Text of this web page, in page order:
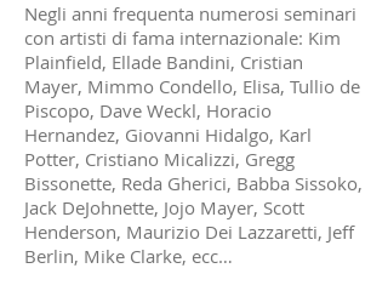
Negli anni frequenta numerosi seminari
con artisti di fama internazionale: Kim
Plainfield, Ellade Bandini, Cristian
Mayer, Mimmo Condello, Elisa, Tullio de
Piscopo, Dave Weckl, Horacio
Hernandez, Giovanni Hidalgo, Karl
Potter, Cristiano Micalizzi, Gregg
Bissonette, Reda Gherici, Babba Sissoko,
Jack DeJohnette, Jojo Mayer, Scott
Henderson, Maurizio Dei Lazzaretti, Jeff
Berlin, Mike Clarke, ecc…